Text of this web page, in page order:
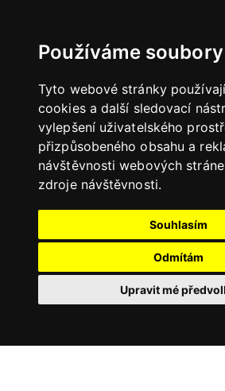
Používáme
Tyto webové stránky
cookies a další sledovací
vylepšení uživatelského
přizpůsobeného obsahu a
návštěvnosti webových
zdroje návštěvnosti.
Souhlasím
Odmítám
Upravit mé